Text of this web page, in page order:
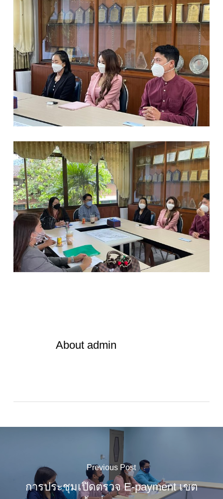
Aboutadmin
Previous Post
การประชุมเปิดตรวจ E-payment เขต